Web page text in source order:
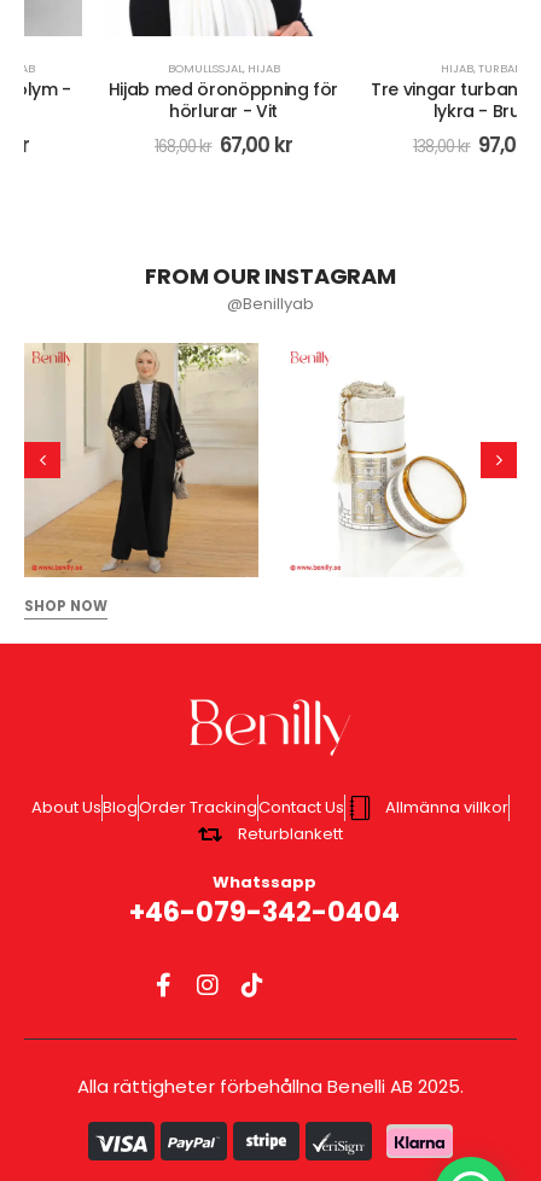
HIJAB
Hijab med öronöppning för
hörlurar - Vit
67,00kr
Tre vingar turban-hijab av
lykra - Brun
97,00kr
FROM OUR INSTAGRAM
@Benillyab
SHOP NOW
About UsBlogOrder TrackingContact Us
Allmänna villkor
Returblankett
Whatssapp
+46-079-342-0404
Alla rättigheter förbehållna Benelli AB 2025.